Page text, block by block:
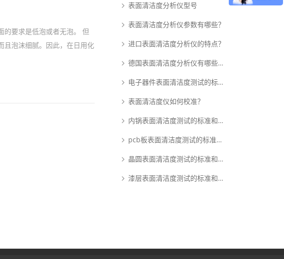
的要求是低泡或者无泡。 但
且泡沫细腻。因此，在日用化
表面清洁度分析仪型号
表面清洁度分析仪参数有哪些？
进口表面清洁度分析仪的特点？
德国表面清洁度分析仪有哪些优点？
电子器件表面清洁度测试的标准和原理是什么？
表面清洁度仪如何校准？
内锅表面清洁度测试的标准和原理是什么？
pcb板表面清洁度测试的标准和原理是什么？
晶圆表面清洁度测试的标准和原理是什么？
漆层表面清洁度测试的标准和原理是什么？